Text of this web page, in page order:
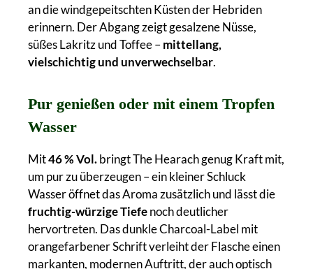
an die windgepeitschten Küsten der Hebriden
erinnern. Der Abgang zeigt gesalzene Nüsse,
süßes Lakritz und Toffee –mittellang,
vielschichtig und unverwechselbar.
Pur genießen oder mit einem Tropfen
Wasser
Mit46 % Vol.bringt The Hearach genug Kraft mit,
um pur zu überzeugen – ein kleiner Schluck
Wasser öffnet das Aroma zusätzlich und lässt die
fruchtig-würzige Tiefenoch deutlicher
hervortreten. Das dunkle Charcoal-Label mit
orangefarbener Schrift verleiht der Flasche einen
markanten, modernen Auftritt, der auch optisch